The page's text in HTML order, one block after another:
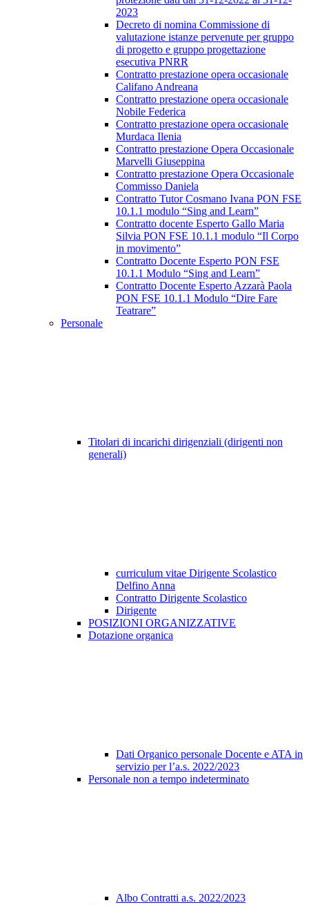
2023
Decreto di nomina Commissione di
valutazione istanze pervenute per gruppo
di progetto e gruppo progettazione
esecutiva PNRR
Contratto prestazione opera occasionale
Califano Andreana
Contratto prestazione opera occasionale
Nobile Federica
Contratto prestazione opera occasionale
Murdaca Ilenia
Contratto prestazione Opera Occasionale
Marvelli Giuseppina
Contratto prestazione Opera Occasionale
Commisso Daniela
Contratto Tutor Cosmano Ivana PON FSE
10.1.1 modulo “Sing and Learn”
Contratto docente Esperto Gallo Maria
Silvia PON FSE 10.1.1 modulo “Il Corpo
in movimento”
Contratto Docente Esperto PON FSE
10.1.1 Modulo “Sing and Learn”
Contratto Docente Esperto Azzarà Paola
PON FSE 10.1.1 Modulo “Dire Fare
Teatrare”
Personale
Titolari di incarichi dirigenziali (dirigenti non
generali)
curriculum vitae Dirigente Scolastico
Delfino Anna
Contratto Dirigente Scolastico
Dirigente
POSIZIONI ORGANIZZATIVE
Dotazione organica
Dati Organico personale Docente e ATA in
servizio per l’a.s. 2022/2023
Personale non a tempo indeterminato
Albo Contratti a.s. 2022/2023